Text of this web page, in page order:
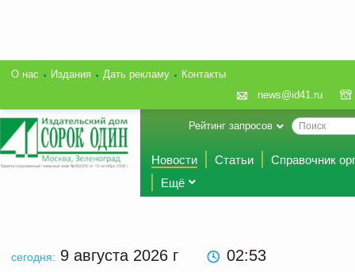
О нас Издания Дать рекламу
Контакты
news@id41.ru
Рейтинг запросов
Новости Статьи
Справочник
Ещё
сегодня: 9 августа 2026 г 02:53